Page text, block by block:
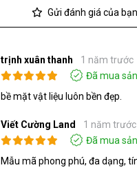
Gửi đánh giá của bạn
trịnh xuân thanh
1 năm trước
Đã mua
bề mặt vật liệu luôn bền đẹp.
Viết Cường Land
1 năm trước
Đã mua
Mẫu mã phong phú, đa dạng,